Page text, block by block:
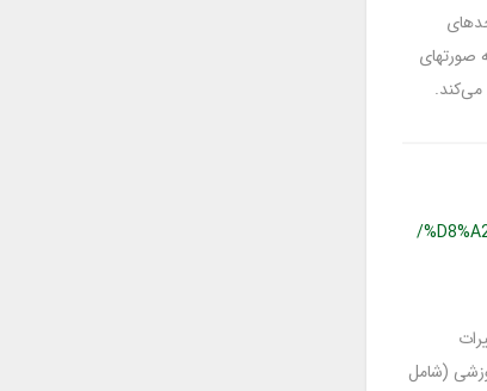
صورتهای
می‌کند.
/
ویدئوهای آموزشی (شامل